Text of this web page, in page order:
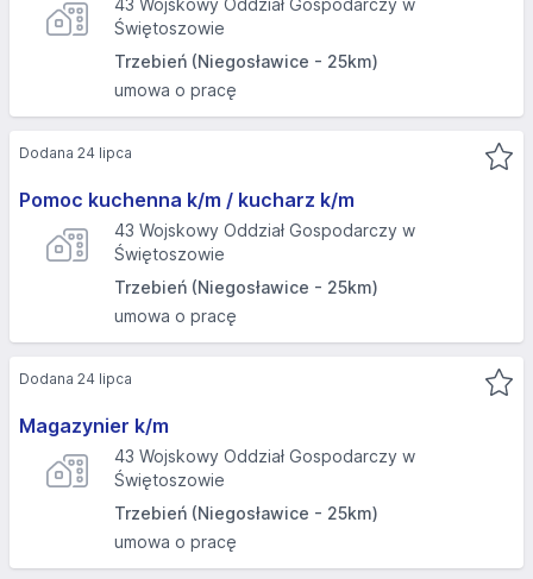
43 Wojskowy Oddział Gospodarczy w
Świętoszowie
Trzebień (Niegosławice - 25km)
umowa o pracę
Pomoc kuchenna k/m / kucharz k/m
43 Wojskowy Oddział Gospodarczy w
Świętoszowie
Trzebień (Niegosławice - 25km)
umowa o pracę
Dodana 24 lipca
Magazynier k/m
43 Wojskowy Oddział Gospodarczy w
Świętoszowie
Trzebień (Niegosławice - 25km)
umowa o pracę
Dodana 24 lipca